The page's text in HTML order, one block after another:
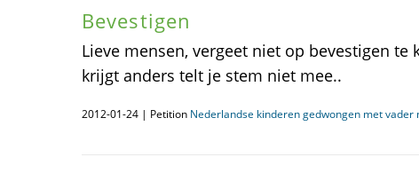
Bevestigen
Lieve mensen, vergeet niet op bevestigen te
krijgt anders telt je stem niet mee..
2012-01-24 | Petition Nederlandse kinderen gedwongen met